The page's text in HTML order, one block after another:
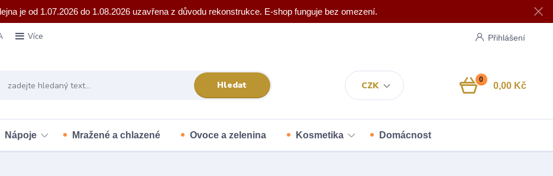
je od 1.07.2026 do 1.08.2026 uzavřena z důvodu rekonstrukce. E-shop funguje bez omezení.
Více
CZK
Přihlášení
Hledat 0
0,00 Kč
Nápoje Mražené a chlazené Ovoce a zelenina Kosmetika Domácnost